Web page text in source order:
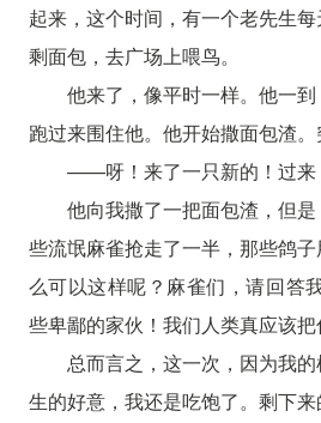
起来，这个时间，有一个老先生
剩面包，去广场上喂鸟。
他来了，像平时一样。他一
跑过来围住他。他开始撒面包渣。
——呀！来了一只新的！过来
他向我撒了一把面包渣，但
些流氓麻雀抢走了一半，那些鸽
么可以这样呢？麻雀们，请回答
些卑鄙的家伙！我们人类真应该把
总而言之，这一次，因为我
生的好意，我还是吃饱了。剩下来